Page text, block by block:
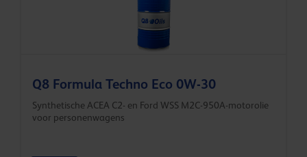
Q8 Formula Techno Eco 0W-30
Synthetische ACEA C2- en Ford WSS M2C-950A-motorolie
voor personenwagens